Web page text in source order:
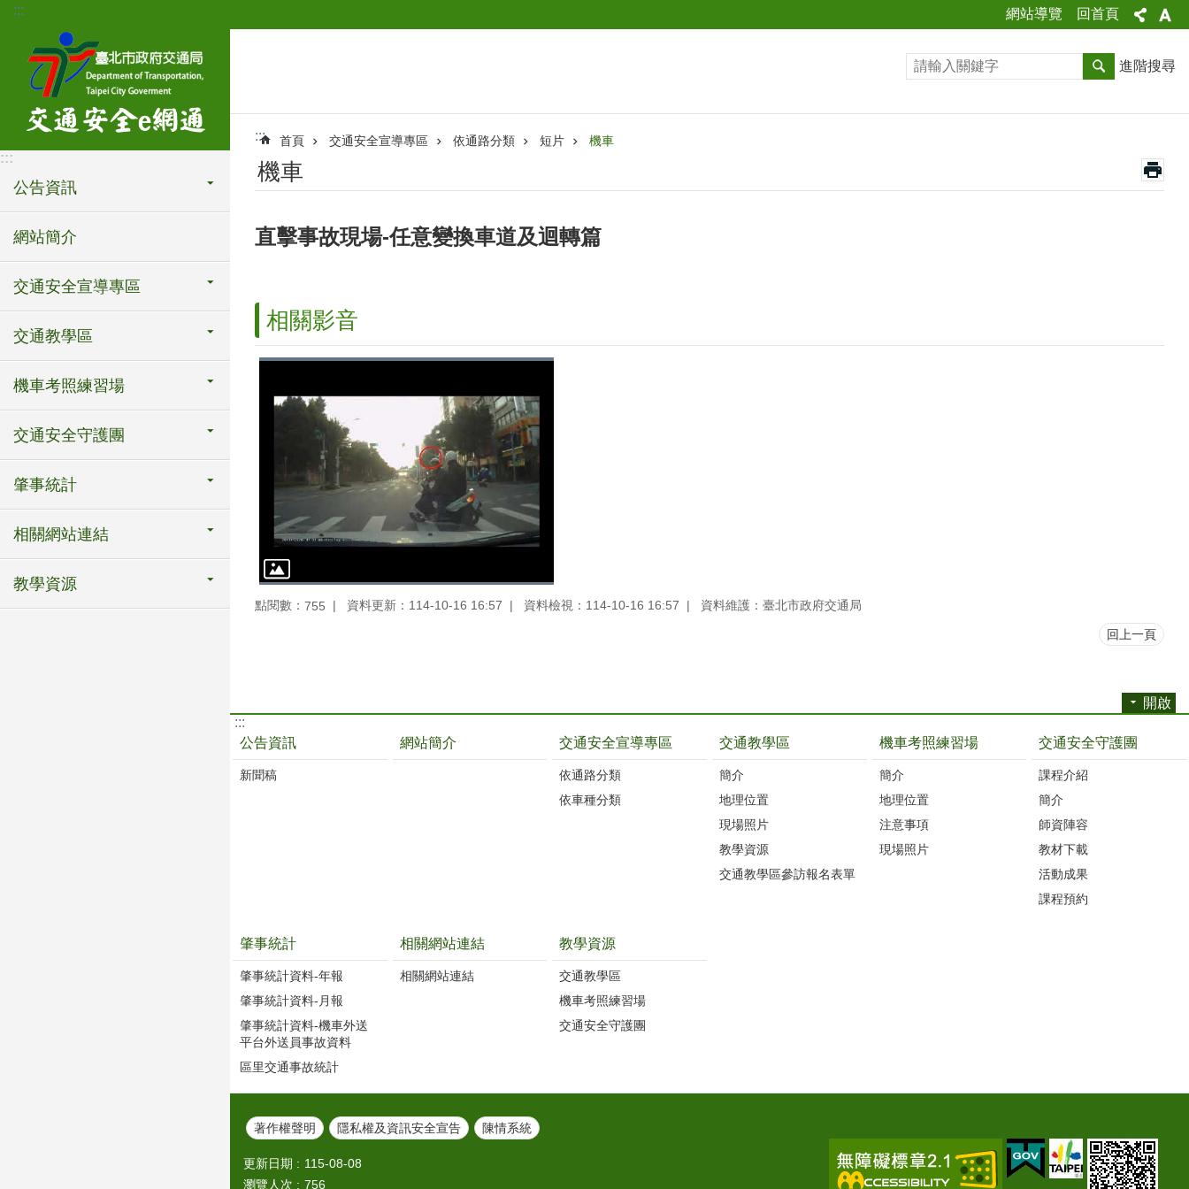
跳到主要內容區塊
::: 網站導覽 回首頁
:::
公告資訊
網站簡介
交通安全宣導專區
交通教學區
機車考照練習場
交通安全守護團
肇事統計
相關網站連結
教學資源
進階搜尋
::: 首頁 交通安全宣導專區 依通路分類 短片 機車
機車
直擊事故現場-任意變換車道及迴轉篇
相關影音
點閱數： 755 資料更新：114-10-16 16:57 資料檢視：114-10-16 16:57 資料維護：臺北市政府交通局
回上一頁
開啟
:::
公告資訊
新聞稿
網站簡介 交通安全宣導專區
依通路分類
依車種分類
交通教學區
簡介
地理位置
現場照片
教學資源
交通教學區參訪報名表單
機車考照練習場
簡介
地理位置
注意事項
現場照片
交通安全守護團
課程介紹
簡介
師資陣容
教材下載
活動成果
課程預約
肇事統計
肇事統計資料-年報
肇事統計資料-月報
肇事統計資料-機車外送
平台外送員事故資料
區里交通事故統計
相關網站連結
相關網站連結
教學資源
交通教學區
機車考照練習場
交通安全守護團
著作權聲明 隱私權及資訊安全宣告 陳情系統
更新日期
115-08-08
瀏覽人次
756